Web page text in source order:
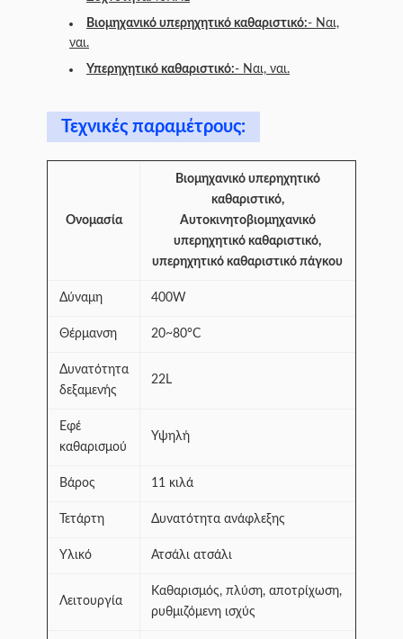
Βιομηχανικό υπερηχητικό καθαριστικό:- Ναι,
ναι.
Υπερηχητικό καθαριστικό:- Ναι, ναι.
Τεχνικές παραμέτρους:
Ονομασία
Βιομηχανικό υπερηχητικό
καθαριστικό,
Αυτοκινητοβιομηχανικό
υπερηχητικό καθαριστικό,
υπερηχητικό καθαριστικό πάγκου
Δύναμη 400W
Θέρμανση 20~80°C
Δυνατότητα
δεξαμενής
22L
Εφέ
καθαρισμού
Υψηλή
Βάρος 11 κιλά
Τετάρτη Δυνατότητα ανάφλεξης
Υλικό Ατσάλι ατσάλι
Λειτουργία
Καθαρισμός, πλύση, αποτρίχωση,
ρυθμιζόμενη ισχύς